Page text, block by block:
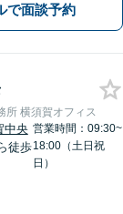
で面談予約
所 横須賀オフィス
中央
徒歩
営業時間：09:30~
18:00（土日祝
日）